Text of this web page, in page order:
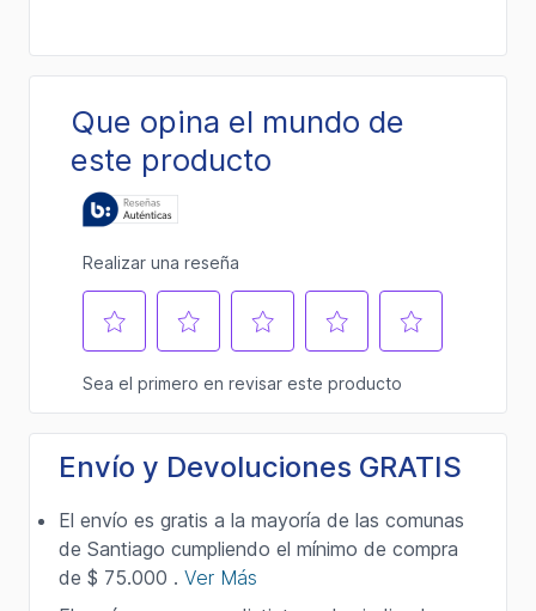
Envío y Devoluciones GRATIS
El envío es gratis a la mayoría de las comunas
de Santiago cumpliendo el mínimo de compra
de $ 75.000 . Ver Más